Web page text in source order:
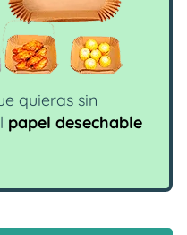
quieras sin
papel desechable